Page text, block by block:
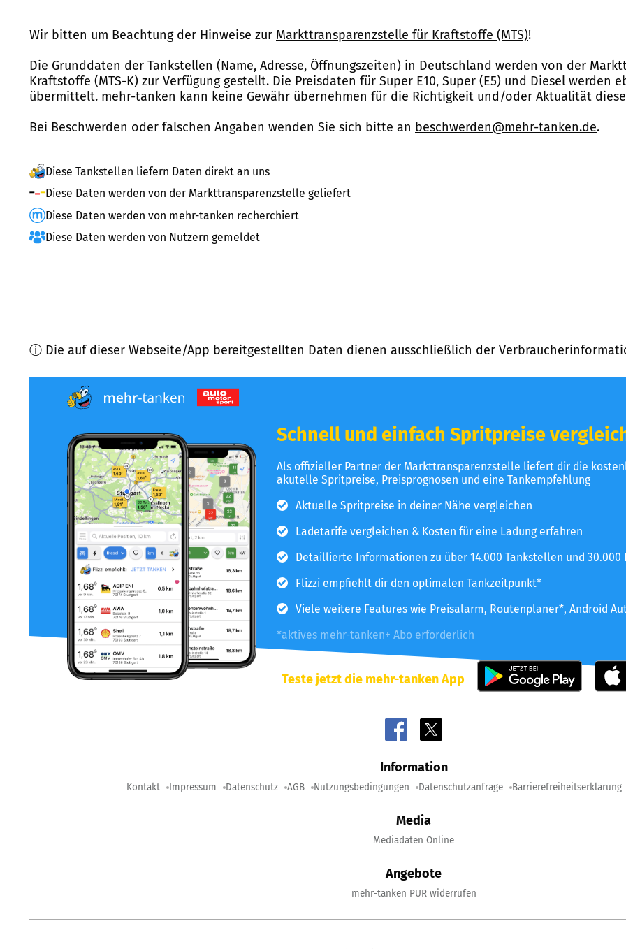
Wir bitten um Beachtung der Hinweise zur Markttransparenzstelle für Kraftstoffe (MTS)!
Die Grunddaten der Tankstellen (Name, Adresse, Öffnungszeiten) in Deutschland werden von der
Kraftstoffe (MTS-K) zur Verfügung gestellt. Die Preisdaten für Super E10, Super (E5) und Diesel werden
übermittelt. mehr-tanken kann keine Gewähr übernehmen für die Richtigkeit und/oder Aktualität
Bei Beschwerden oder falschen Angaben wenden Sie sich bitte an beschwerden@mehr-tanken.de.
Diese Tankstellen liefern Daten direkt an uns
Diese Daten werden von der Markttransparenzstelle geliefert
Diese Daten werden von mehr-tanken recherchiert
Diese Daten werden von Nutzern gemeldet
ⓘ Die auf dieser Webseite/App bereitgestellten Daten dienen ausschließlich der
Schnell und einfach Spritpreise
Als offizieller Partner der Markttransparenzstelle liefert dir die
akutelle Spritpreise, Preisprognosen und eine Tankempfehlung
Aktuelle Spritpreise in deiner Nähe vergleichen
Ladetarife vergleichen & Kosten für eine Ladung erfahren
Detaillierte Informationen zu über 14.000 Tankstellen und 30.000
Flizzi empfiehlt dir den optimalen Tankzeitpunkt*
Viele weitere Features wie Preisalarm, Routenplaner*, Android
*aktives mehr-tanken+ Abo erforderlich
Teste jetzt die mehr-tanken App
Information
Kontakt Impressum Datenschutz AGB Nutzungsbedingungen Datenschutzanfrage Barrierefreiheitserklärung
Media
Mediadaten Online
Angebote
mehr-tanken PUR widerrufen